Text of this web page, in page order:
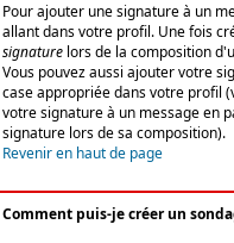
Pour ajouter une signature à un
allant dans votre profil. Une fois
signature lors de la composition
Vous pouvez aussi ajouter votre
case appropriée dans votre profil
votre signature à un message en
signature lors de sa composition).
Revenir en haut de page
Comment puis-je créer un